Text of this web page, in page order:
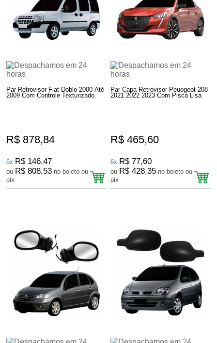
Par Retrovisor Fiat Doblo 2000 Até
2009 Com Controle Texturizado
R$ 878,84
6x R$ 146,47
ou R$ 808,53 no boleto ou
pix
Par Capa Retrovisor Peuogeot 208
2021 2022 2023 Com Pisca Lisa
R$ 465,60
6x R$ 77,60
ou R$ 428,35 no boleto ou
pix